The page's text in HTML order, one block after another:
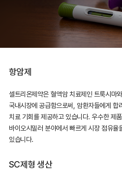
항암제
셀트리온제약은 혈액암 치료제인 트룩시마
국내시장에 공급함으로써, 암환자들에게 합
치료 기회를 제공하고 있습니다. 우수한 제
바이오시밀러 분야에서 빠르게시장 점유율
있습니다.
SC제형 생산